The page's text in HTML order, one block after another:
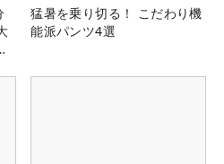
猛暑を乗り切る！ こだわり機
能派パンツ4選